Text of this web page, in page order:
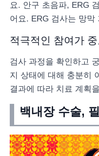
요. 안구 초음파, ERG
어요. ERG 검사는 망막
적극적인 참여가
검사 과정을 확인하고
지 상태에 대해 충분히
결과에 따라 치료 계획
백내장 수술,